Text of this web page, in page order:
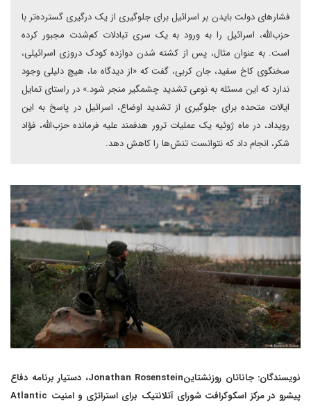
فشارهای دولت بایدن بر اسرائیل برای جلوگیری از یک درگیری گسترده‌تر با
حزب‌الله، اسرائیل را به ورود به یک سری تبادلات کم‌شدت مجبور کرده
است. به عنوان مثال، پس از کشته شدن دوازده کودک دروزی اسرائیلی،
سخنگوی کاخ سفید، جان کربی، گفت که «از دیدگاه ما، هیچ دلیلی وجود
ندارد که این مسئله به نوعی تشدید چشمگیر منجر شود.» در راستای تمایل
ایالات متحده برای جلوگیری از تشدید اوضاع، اسرائیل در پاسخ به این
رویداد، در ماه ژوئیه یک عملیات ترور هدفمند علیه فرمانده حزب‌الله، فؤاد
شکر، انجام داد که نتوانست تنش‌ها را کاهش دهد.
نویسندگان: جاناتان روزنشتاینJonathan Rosenstein، دستیار برنامه دفاع
پیشرو در مرکز اسکوکرافت شورای آتلانتیک برای استراتژی و امنیت Atlantic